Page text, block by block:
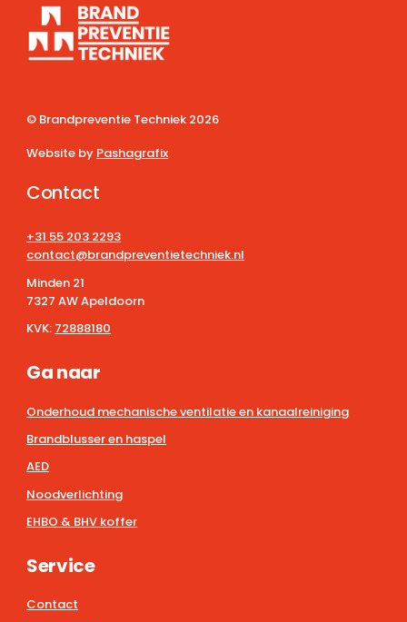
© Brandpreventie Techniek 2026
Website by Pashagrafix
Contact
+31 55 203 2293
contact@brandpreventietechniek.nl
Minden 21
7327 AW Apeldoorn
KVK: 72888180
Ga naar
Onderhoud mechanische ventilatie en kanaalreiniging
Brandblusser en haspel
AED
Noodverlichting
EHBO & BHV koffer
Service
Contact